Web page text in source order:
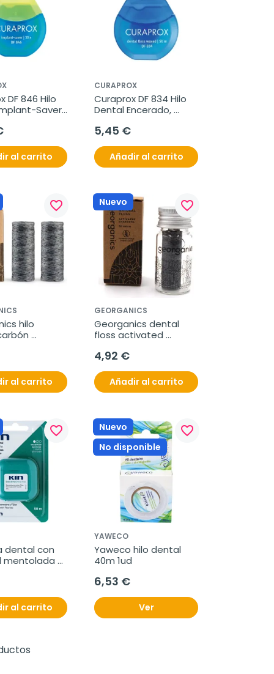
DF 846 Hilo
Saver,
al carrito
CURAPROX
Curaprox DF 834 Hilo
Dental Encerado,
5,45 €
Añadir al carrito
favorite_border
hilo
al carrito
Nuevo favorite_border
GEORGANICS
Georganics dental
floss activated
4,92 €
Añadir al carrito
favorite_border
dental con
mentolada
al carrito
Nuevo
No disponible
favorite_border
YAWECO
Yaweco hilo dental
40m 1ud
6,53 €
Ver